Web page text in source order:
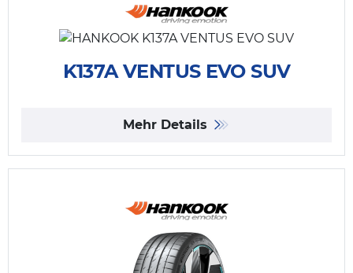
K137A VENTUS EVO SUV
Mehr Details